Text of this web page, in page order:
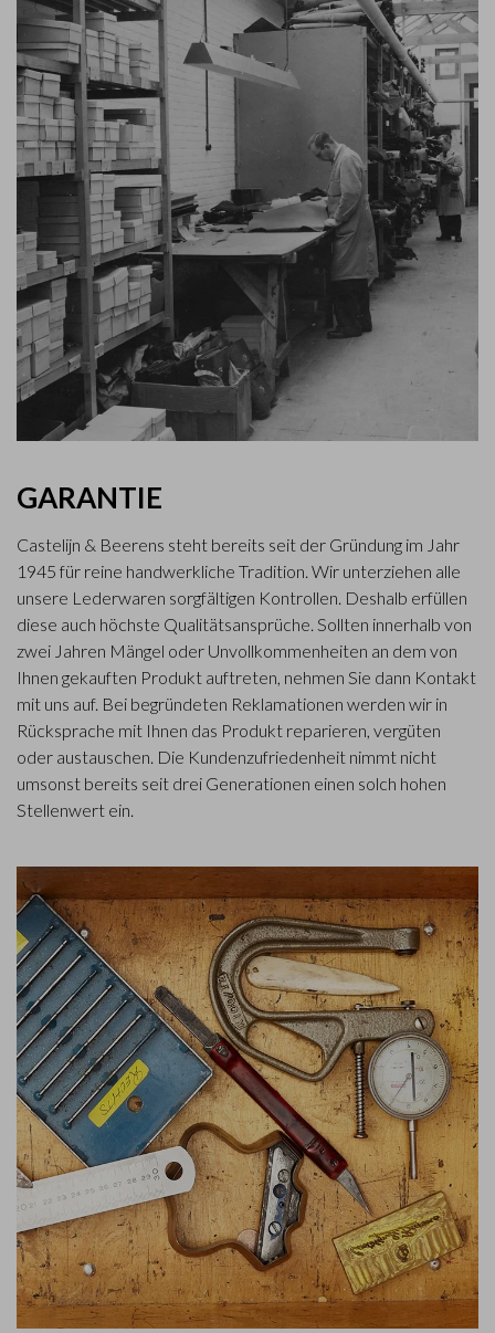
GARANTIE
Castelijn & Beerens steht bereits seit der Gründung im Jahr
1945 für reine handwerkliche Tradition. Wir unterziehen alle
unsere Lederwaren sorgfältigen Kontrollen. Deshalb erfüllen
diese auch höchste Qualitätsansprüche. Sollten innerhalb von
zwei Jahren Mängel oder Unvollkommenheiten an dem von
Ihnen gekauften Produkt auftreten, nehmen Sie dann Kontakt
mit uns auf. Bei begründeten Reklamationen werden wir in
Rücksprache mit Ihnen das Produkt reparieren, vergüten
oder austauschen. Die Kundenzufriedenheit nimmt nicht
umsonst bereits seit drei Generationen einen solch hohen
Stellenwert ein.